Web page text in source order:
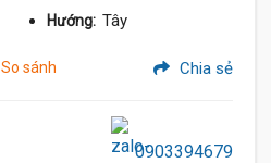
Hướng: Tây
So sánh Chia sẻ
0903394679